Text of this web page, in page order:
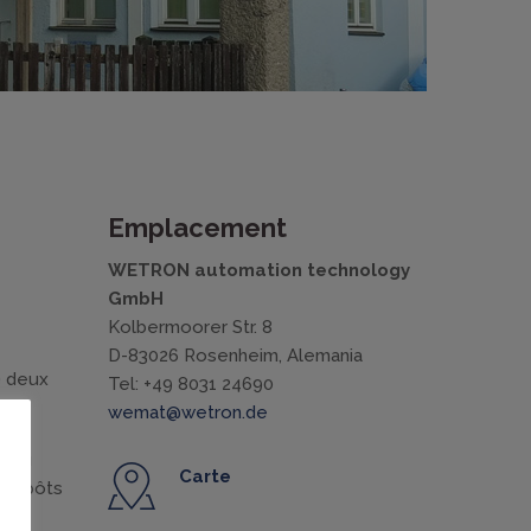
deux
Emplacement
WETRON automation technology
GmbH
Kolbermoorer Str. 8
D-83026 Rosenheim, Alemania
Tel: +49 8031 24690
wemat@wetron.de
Carte